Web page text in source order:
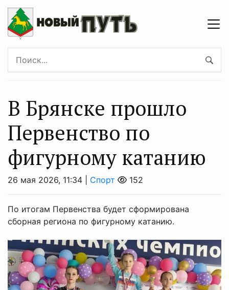
В Брянске прошло
Первенство по
фигурному катанию
26 мая 2026, 11:34 | Спорт 152
По итогам Первенства будет сформирована
сборная региона по фигурному катанию.